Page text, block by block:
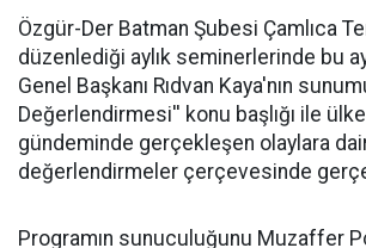
​Özgür-Der Batman Şubesi Çamlıca
düzenlediği aylık seminerlerinde bu
Genel Başkanı Rıdvan Kaya'nın
Değerlendirmesi'' konu başlığı ile
gündeminde gerçekleşen olaylara
değerlendirmeler çerçevesinde
Programın sunuculuğunu Muzaffer